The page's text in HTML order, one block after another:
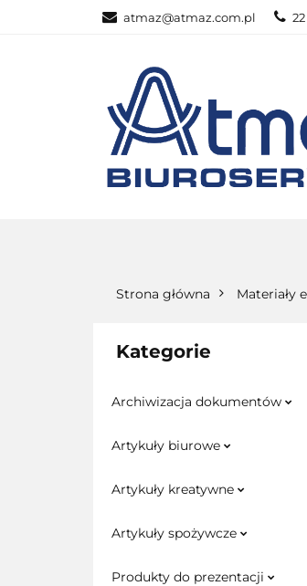
atmaz@atmaz.com.pl
Strona główna Materiały
Kategorie
Archiwizacja dokumentów
Artykuły biurowe
Artykuły kreatywne
Artykuły spożywcze
Produkty do prezentacji